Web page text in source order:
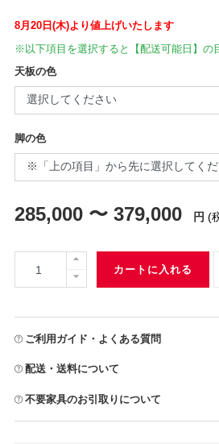
8月20日(木)より値上げいたします
※以下項目を選択すると【配送可能日】の
天板の色
脚の色
285,000 〜 379,000 円 (
カートに入れる
ご利用ガイド・よくある質問
配送・送料について
不要家具のお引取りについて